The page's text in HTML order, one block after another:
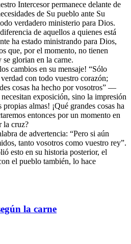
Intercesor permanece delante de
de Su pueblo ante Su
verdadero ministerio para Dios.
de aquellos a quienes está
ha estado ministrando para Dios,
que, por el momento, no tienen
glorian en la carne.
cambios en su mensaje! “Sólo
con todo vuestro corazón;
cosas ha hecho por vosotros” —
exposición, sino la impresión
almas! ¡Qué grandes cosas ha
entonces por un momento en
la cruz?
de advertencia: “Pero si aún
tanto vosotros como vuestro rey”.
esto en su historia posterior, el
el pueblo también, lo hace
la carne